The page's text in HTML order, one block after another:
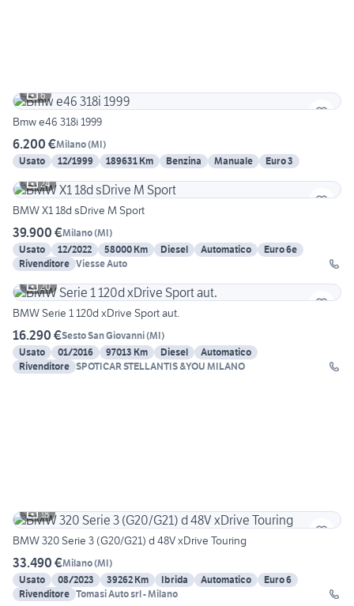
6
Bmw e46 318i 1999
6.200 €Milano(MI)
Usato
12/1999 189631 Km Benzina Manuale
Euro 3
24
BMW X1 18d sDrive M Sport
39.900 €Milano(MI)
Usato
12/2022 58000 Km Diesel Automatico
Euro 6e
Rivenditore Viesse Auto
20
BMW Serie 1 120d xDrive Sport aut.
16.290 €Sesto San Giovanni(MI)
Usato
01/2016 97013 Km Diesel
Automatico
Rivenditore SPOTICAR STELLANTIS &YOU MILANO
18
BMW 320 Serie 3 (G20/G21) d 48V xDrive Touring
33.490 €Milano(MI)
Usato
08/2023 39262 Km Ibrida Automatico
Euro 6
Rivenditore Tomasi Auto srl - Milano